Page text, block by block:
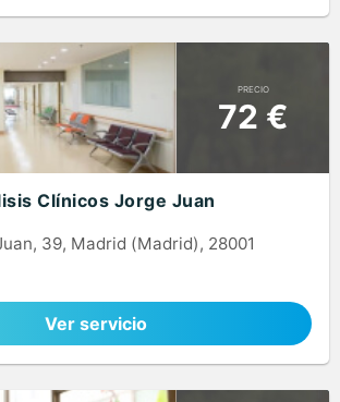
PRECIO
72 €
Clínicos Jorge Juan
39, Madrid (Madrid), 28001
Ver servicio